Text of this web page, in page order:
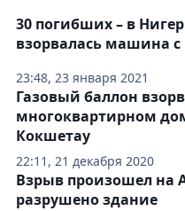
23:48, 23 января 2021
30 погибших – в
взорвалась машина с
22:11, 21 декабря 2020
Газовый баллон
многоквартирном
Кокшетау
Взрыв произошел на
разрушено здание